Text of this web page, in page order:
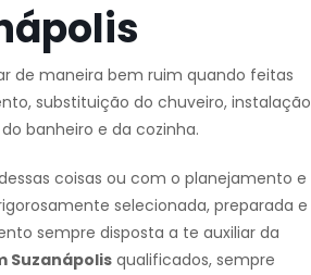
de maneira bem ruim quando feitas
substituição do chuveiro, instalação
banheiro e da cozinha.
coisas ou com o planejamento e
selecionada, preparada e
sempre disposta a te auxiliar da
Suzanápolisqualificados, sempre